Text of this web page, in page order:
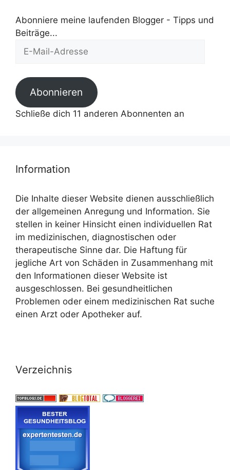
Abonniere meine laufenden Blogger - Tipps und
Beiträge...
Abonnieren
Schließe dich 11 anderen Abonnenten an
Information
Die Inhalte dieser Website dienen ausschließlich
der allgemeinen Anregung und Information. Sie
stellen in keiner Hinsicht einen individuellen Rat
im medizinischen, diagnostischen oder
therapeutische Sinne dar. Die Haftung für
jegliche Art von Schäden in Zusammenhang mit
den Informationen dieser Website ist
ausgeschlossen. Bei gesundheitlichen
Problemen oder einem medizinischen Rat suche
einen Arzt oder Apotheker auf.
Verzeichnis